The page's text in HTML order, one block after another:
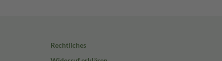
Rechtliches